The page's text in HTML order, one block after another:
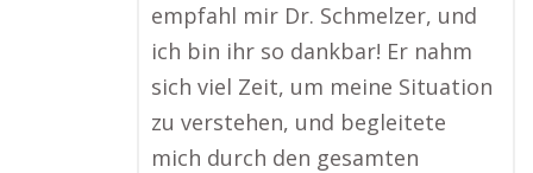
empfahl mir Dr. Schmelzer, und
ich bin ihr so dankbar! Er nahm
sich viel Zeit, um meine Situation
zu verstehen, und begleitete
mich durch den gesamten